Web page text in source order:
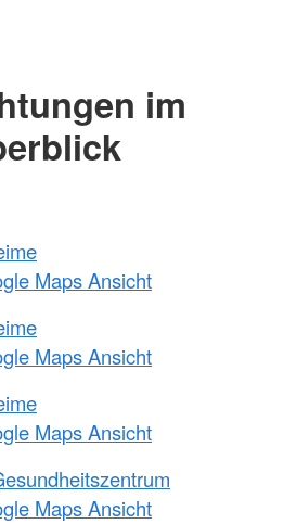
im
Maps Ansicht
Maps Ansicht
Maps Ansicht
Maps Ansicht